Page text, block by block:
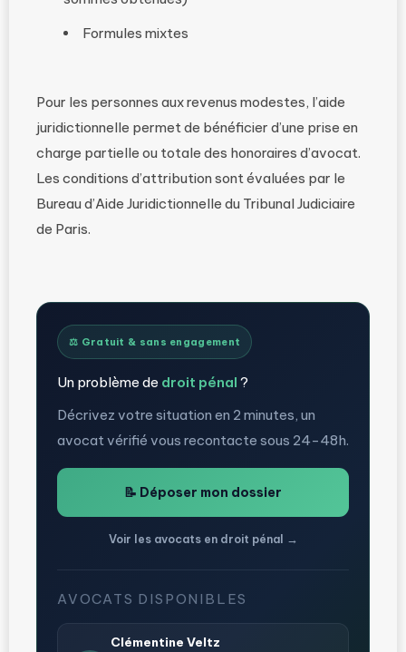
Formules mixtes
Pour les personnes aux revenus modestes, l’aide
juridictionnelle permet de bénéficier d’une prise en
charge partielle ou totale des honoraires d’avocat.
Les conditions d’attribution sont évaluées par le
Bureau d’Aide Juridictionnelle du Tribunal Judiciaire
de Paris.
⚖️ Gratuit & sans engagement
Un problème de droit pénal ?
Décrivez votre situation en 2 minutes, un
avocat vérifié vous recontacte sous 24-48h.
📝 Déposer mon dossier
Voir les avocats en droit pénal →
AVOCATS DISPONIBLES
Clémentine Veltz